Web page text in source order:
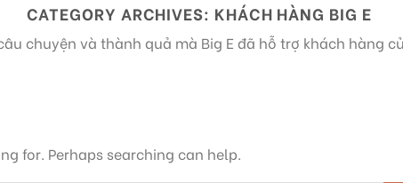
CATEGORY ARCHIVES: KHÁCH HÀNG BIG E
chuyện và thành quả mà Big E đã hỗ trợ khách hàng
for. Perhaps searching can help.